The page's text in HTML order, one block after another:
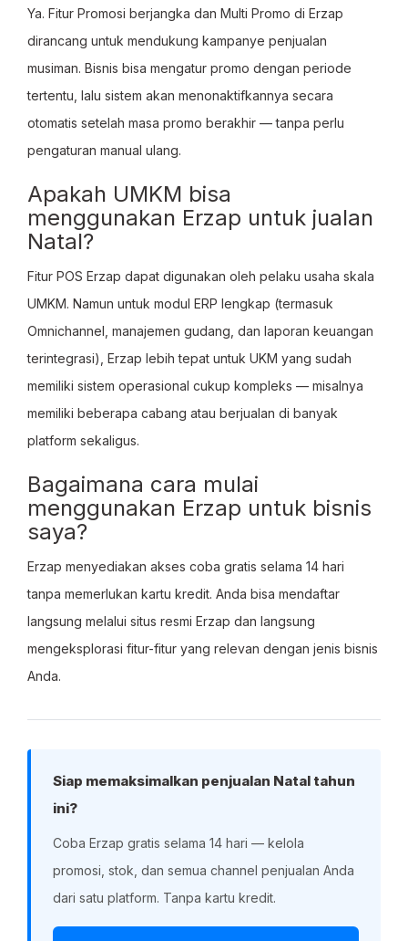
Ya. Fitur Promosi berjangka dan Multi Promo di Erzap
dirancang untuk mendukung kampanye penjualan
musiman. Bisnis bisa mengatur promo dengan periode
tertentu, lalu sistem akan menonaktifkannya secara
otomatis setelah masa promo berakhir — tanpa perlu
pengaturan manual ulang.
Apakah UMKM bisa
menggunakan Erzap untuk jualan
Natal?
Fitur POS Erzap dapat digunakan oleh pelaku usaha skala
UMKM. Namun untuk modul ERP lengkap (termasuk
Omnichannel, manajemen gudang, dan laporan keuangan
terintegrasi), Erzap lebih tepat untuk UKM yang sudah
memiliki sistem operasional cukup kompleks — misalnya
memiliki beberapa cabang atau berjualan di banyak
platform sekaligus.
Bagaimana cara mulai
menggunakan Erzap untuk bisnis
saya?
Erzap menyediakan akses coba gratis selama 14 hari
tanpa memerlukan kartu kredit. Anda bisa mendaftar
langsung melalui situs resmi Erzap dan langsung
mengeksplorasi fitur-fitur yang relevan dengan jenis bisnis
Anda.
Siap memaksimalkan penjualan Natal tahun
ini?
Coba Erzap gratis selama 14 hari — kelola
promosi, stok, dan semua channel penjualan Anda
dari satu platform. Tanpa kartu kredit.